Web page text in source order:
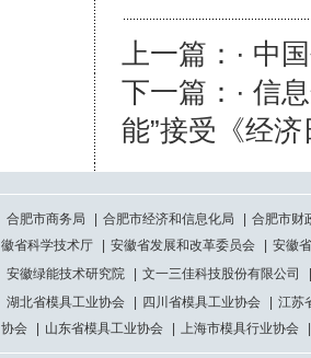
上一篇：· 中
下一篇：· 信
能”接受《经
合肥市商务局 合肥市经济和信息化局
合肥市财
徽省科学技术厅
安徽省发展和改革委员会 安徽
安徽绿能技术研究院 文一三佳科技股份有限公司
湖北省模具工业协会 四川省模具工业协会
江苏
协会
山东省模具工业协会 上海市模具行业协会